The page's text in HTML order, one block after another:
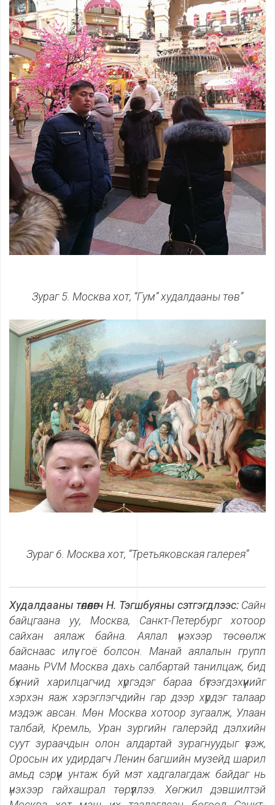
Зураг 5. Москва хот, “Гум” худалдааны төв”
Зураг 6. Москва хот, “Третьяковская галерея”
Худалдааны төлөөлөгч Н. Тэгшбуяны сэтгэгдлээс: Сайн
байцгаана уу, Москва, Санкт-Петербург хотоор
сайхан аялаж байна. Аялал үнэхээр төсөөлж
байснаас илүү гоё болсон. Манай аялалын групп
маань PVM Москва дахь салбартай танилцаж, бид
бүхний харилцагчид хүргэдэг бараа бүтээгдэхүүнийг
хэрхэн яаж хэрэглэгчдийн гар дээр хүрдэг талаар
мэдэж авсан. Мөн Москва хотоор зугаалж, Улаан
талбай, Кремль, Уран зургийн галерэйд дэлхийн
суут зураачдын олон алдартай зурагнуудыг үзэж,
Оросын их удирдагч Ленин багшийн музейд шарил
амьд сэрүүн унтаж буй мэт хадгалагдаж байдаг нь
үнэхээр гайхашрал төрүүллээ. Хөгжил дэвшилтэй